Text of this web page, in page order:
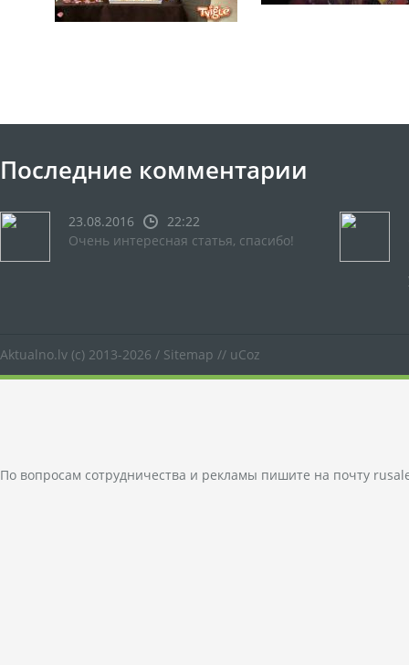
Последние комментарии
23.08.2016
22:22
Очень интересная статья, спасибо!
Aktualno.lv (c) 2013-2026 / Sitemap // uCoz
По вопросам сотрудничества и рекламы пишите на почту